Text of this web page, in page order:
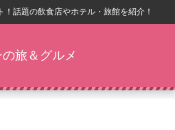
話題の飲食店やホテル・旅館を紹介！
の旅＆グルメ